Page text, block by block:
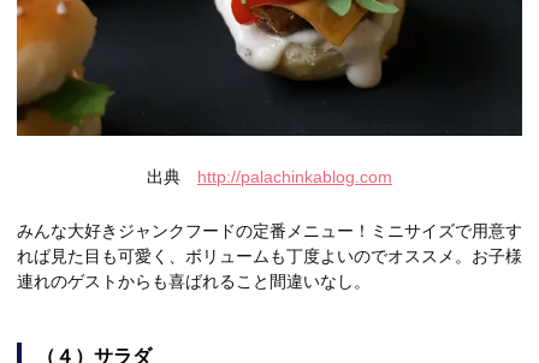
出典 http://palachinkablog.com
みんな大好きジャンクフードの定番メニュー！ミニサイズで用意す
れば見た目も可愛く、ボリュームも丁度よいのでオススメ。お子様
連れのゲストからも喜ばれること間違いなし。
（４）サラダ